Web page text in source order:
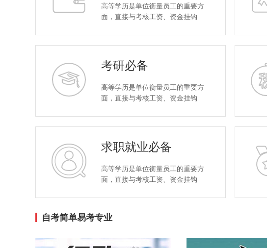
高等学历是单位衡量员工的重要方
面，直接与考核工资、资金挂钩
考研必备
高等学历是单位衡量员工的重要方
面，直接与考核工资、资金挂钩
求职就业必备
高等学历是单位衡量员工的重要方
面，直接与考核工资、资金挂钩
自考简单易考专业